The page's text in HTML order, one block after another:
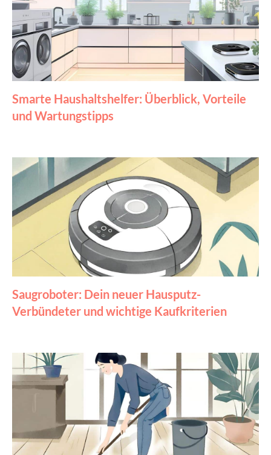
Smarte Haushaltshelfer: Überblick, Vorteile
und Wartungstipps
Saugroboter: Dein neuer Hausputz-
Verbündeter und wichtige Kaufkriterien